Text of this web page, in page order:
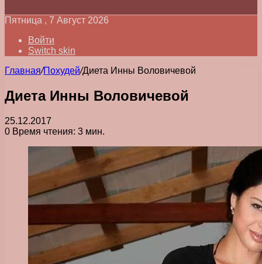
Пятница , 7 Август 2026
Войти
Switch skin
Главная/Похудей/Диета Инны Воловичевой
Диета Инны Воловичевой
25.12.2017
0 Время чтения: 3 мин.